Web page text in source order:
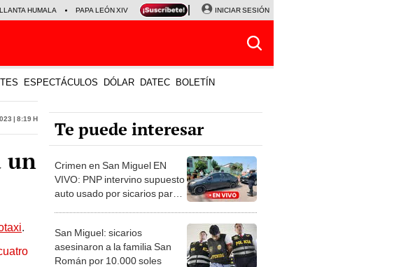
HUMALA PAPA LEÓN XIV NALDY SALDAÑA LA BELLA LUZ
INICIAR SESIÓN
ESPECTÁCULOS DÓLAR DATEC BOLETÍN
| 8:19 h
un
.
Te puede interesar
Crimen en San Miguel EN
VIVO: PNP intervino supuesto
auto usado por sicarios para
San Miguel: sicarios
asesinaron a la familia San
Román por 10.000 soles